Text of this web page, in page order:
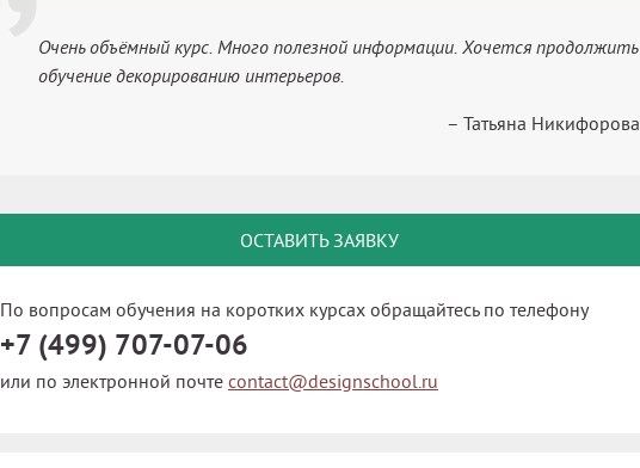
Очень объёмный курс. Много полезной информации. Хочется продолжить
обучение декорированию интерьеров.
– Татьяна Никифорова
ОСТАВИТЬ ЗАЯВКУ
По вопросам обучения на коротких курсах обращайтесь по телефону
+7 (499) 707-07-06
или по электронной почте contact@designschool.ru